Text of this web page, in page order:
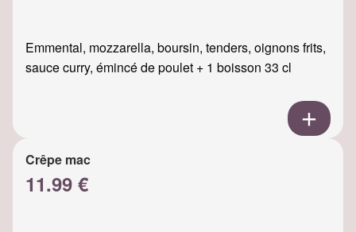
Emmental, mozzarella, boursin, tenders, oignons frits,
sauce curry, émincé de poulet + 1 boisson 33 cl
Crêpe mac
11.99 €